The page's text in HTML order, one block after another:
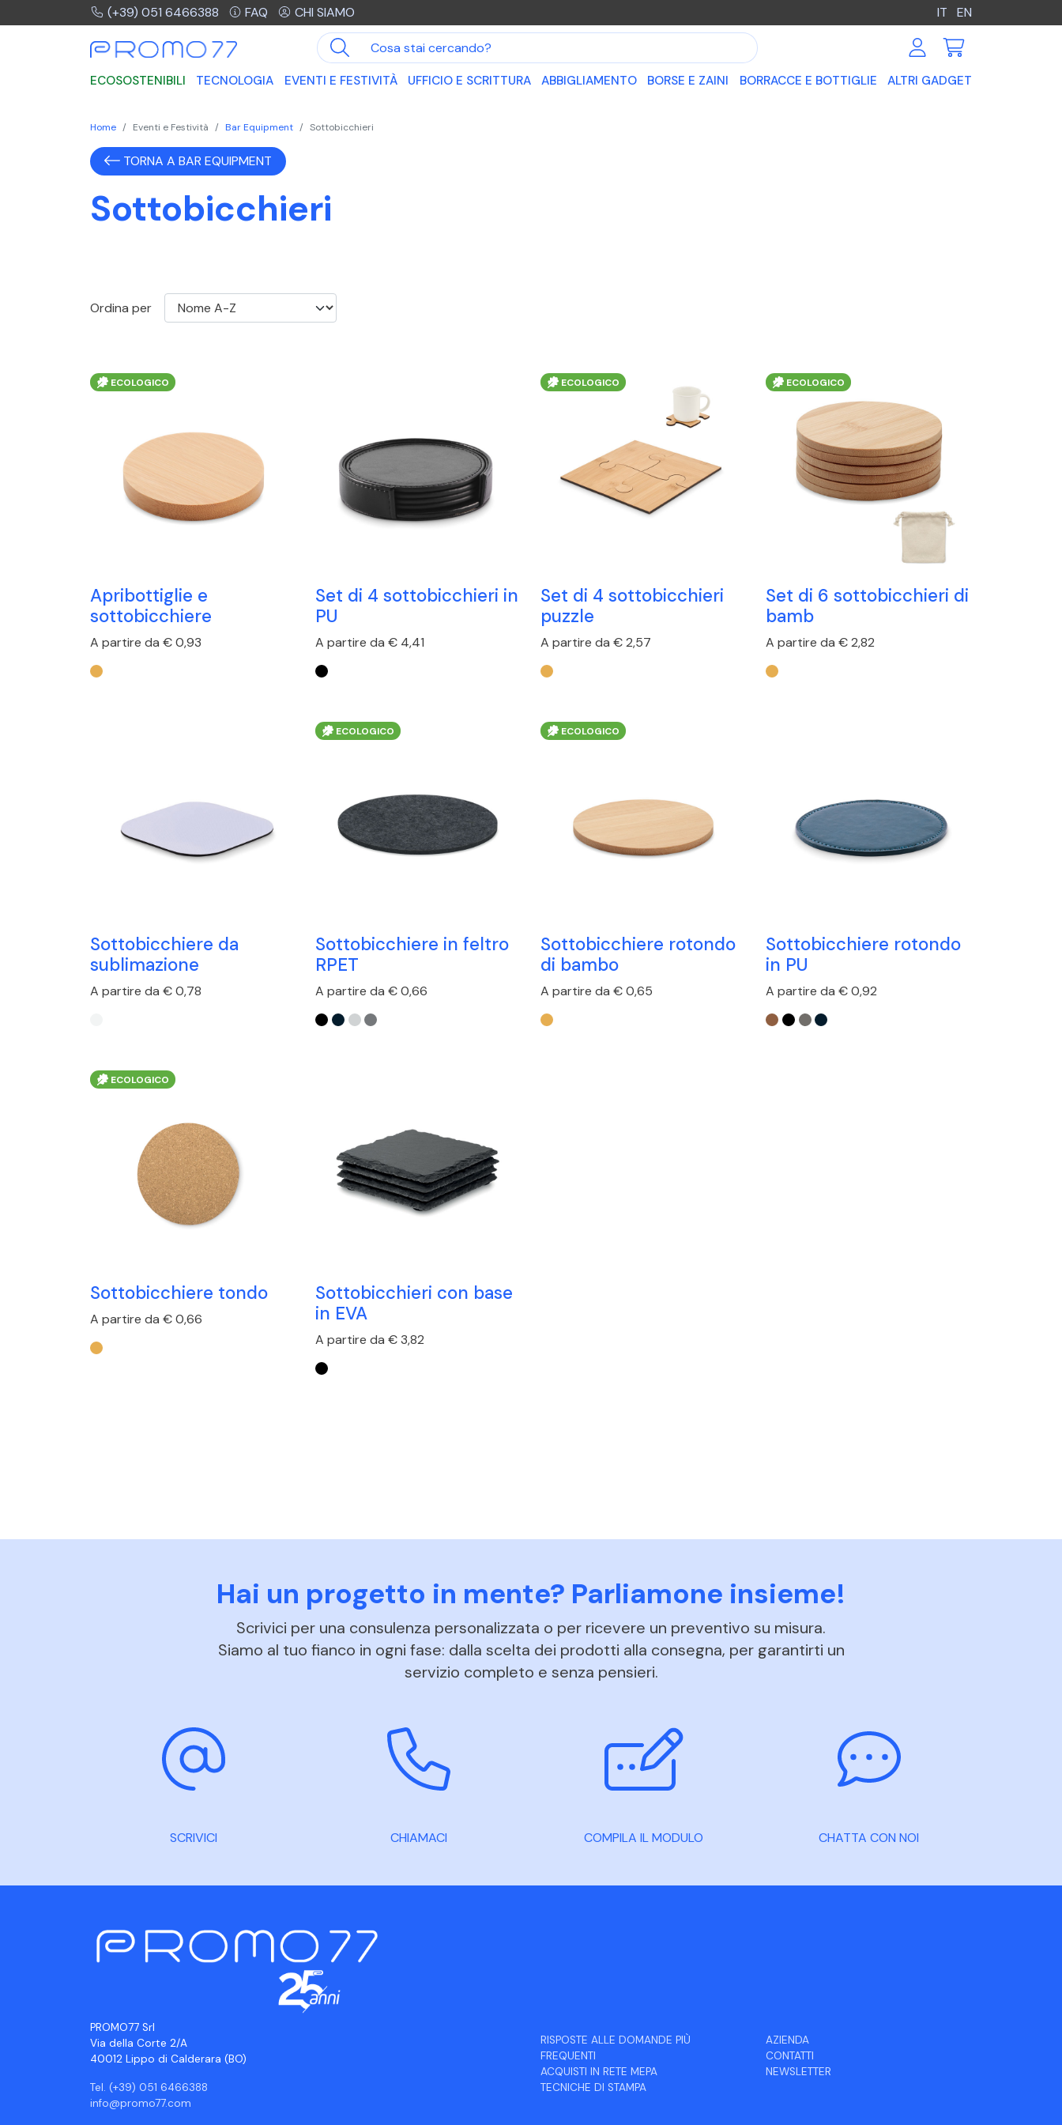
(+39) 051 6466388 FAQ CHI SIAMO IT EN
ECOSOSTENIBILI TECNOLOGIA EVENTI E FESTIVITÀ UFFICIO E SCRITTURA ABBIGLIAMENTO BORSE E ZAINI BORRACCE E BOTTIGLIE ALTRI GADGET
Home Eventi e Festività Bar Equipment Sottobicchieri
TORNA A BAR EQUIPMENT
Sottobicchieri
Ordina per
ECOLOGICO
Apribottiglie e
sottobicchiere
A partire da € 0,93
Set di 4 sottobicchieri in
PU
A partire da € 4,41
ECOLOGICO
Set di 4 sottobicchieri
puzzle
A partire da € 2,57
ECOLOGICO
Set di 6 sottobicchieri di
bamb
A partire da € 2,82
Sottobicchiere da
sublimazione
A partire da € 0,78
ECOLOGICO
Sottobicchiere in feltro
RPET
A partire da € 0,66
ECOLOGICO
Sottobicchiere rotondo
di bambo
A partire da € 0,65
Sottobicchiere rotondo
in PU
A partire da € 0,92
ECOLOGICO
Sottobicchiere tondo
A partire da € 0,66
Sottobicchieri con base
in EVA
A partire da € 3,82
Hai un progetto in mente? Parliamone insieme!
Scrivici per una consulenza personalizzata o per ricevere un preventivo su misura.
Siamo al tuo fianco in ogni fase: dalla scelta dei prodotti alla consegna, per garantirti un
servizio completo e senza pensieri.
SCRIVICI CHIAMACI COMPILA IL MODULO CHATTA CON NOI
PROMO77 Srl
Via della Corte 2/A
40012 Lippo di Calderara (BO)
Tel. (+39) 051 6466388
info@promo77.com
RISPOSTE ALLE DOMANDE PIÙ
FREQUENTI
ACQUISTI IN RETE MEPA
TECNICHE DI STAMPA
AZIENDA
CONTATTI
NEWSLETTER